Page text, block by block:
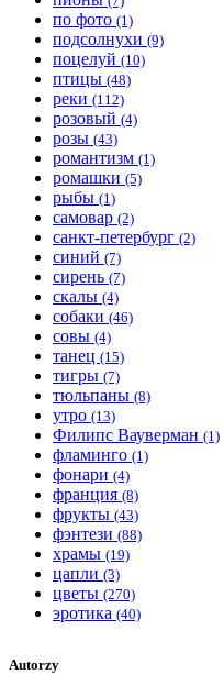
по фото (1)
подсолнухи (9)
поцелуй (10)
птицы (48)
реки (112)
розовый (4)
розы (43)
романтизм (1)
ромашки (5)
рыбы (1)
самовар (2)
санкт-петербург (2)
синий (7)
сирень (7)
скалы (4)
собаки (46)
совы (4)
танец (15)
тигры (7)
тюльпаны (8)
утро (13)
Филипс Вауверман (1)
фламинго (1)
фонари (4)
франция (8)
фрукты (43)
фэнтези (88)
храмы (19)
цапли (3)
цветы (270)
эротика (40)
Autorzy